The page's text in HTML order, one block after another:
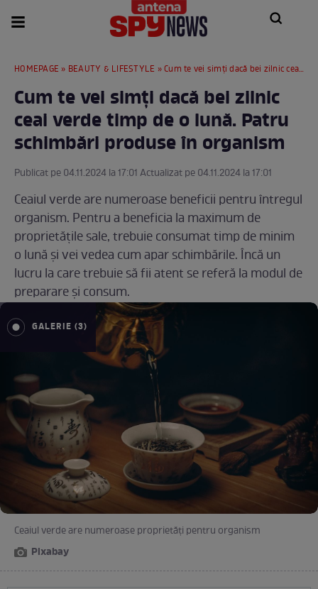
HOMEPAGE » BEAUTY & LIFESTYLE » Cum te vei simți dacă bei zilnic ceai verde timp de o lună. Patru schimbări produse în organism
Cum te vei simți dacă bei zilnic
ceai verde timp de o lună. Patru
schimbări produse în organism
Publicat pe 04.11.2024 la 17:01 Actualizat pe 04.11.2024 la 17:01
Ceaiul verde are numeroase beneficii pentru întregul
organism. Pentru a beneficia la maximum de
proprietățile sale, trebuie consumat timp de minim
o lună și vei vedea cum apar schimbările. Încă un
lucru la care trebuie să fii atent se referă la modul de
preparare și consum.
GALERIE (3)
Ceaiul verde are numeroase proprietăți pentru organism
Pixabay